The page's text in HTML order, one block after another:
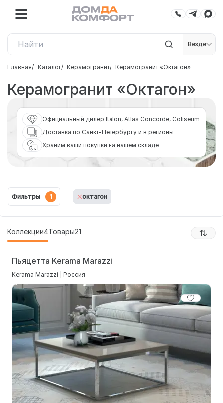
Везде
Главная Каталог Керамогранит Керамогранит «Октагон»
Керамогранит «Октагон»
Официальный дилер Italon, Atlas Concorde, Coliseum
Доставка по Санкт-Петербургу и в регионы
Храним ваши покупки на нашем складе
Фильтры 1 октагон
Коллекции4Товары21
Пьяцетта Kerama Marazzi
Kerama Marazzi | Россия